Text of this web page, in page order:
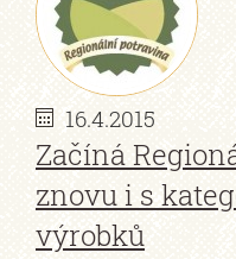
16.4.2015
Začíná
znovu i s
výrobků